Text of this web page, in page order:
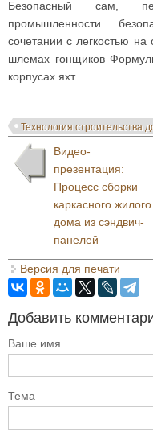
Безопасный сам,
промышленности
сочетании с легкостью
шлемах гонщиков
корпусах яхт.
Технология строительства
Видео-
презентация:
Процесс сборки
каркасного жилого
дома из сэндвич-
панелей
Версия для печати
Добавить
Ваше имя
Тема